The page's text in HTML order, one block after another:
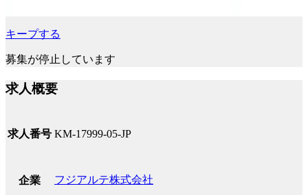
キープする
募集が停止しています
求人概要
求人番号 KM-17999-05-JP
企業 フジアルテ株式会社